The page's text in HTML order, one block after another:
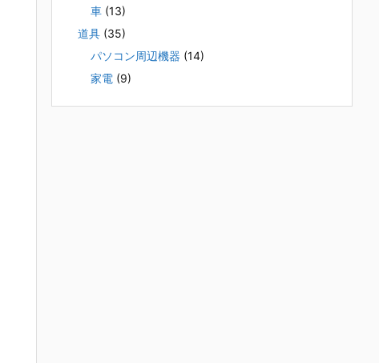
車 (13)
道具 (35)
パソコン周辺機器 (14)
家電 (9)